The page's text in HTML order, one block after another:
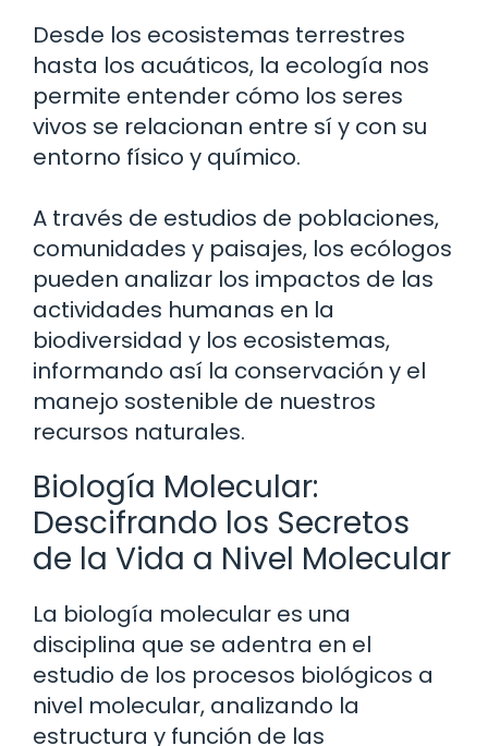
Desde los ecosistemas terrestres
hasta los acuáticos, la ecología nos
permite entender cómo los seres
vivos se relacionan entre sí y con su
entorno físico y químico.
A través de estudios de poblaciones,
comunidades y paisajes, los ecólogos
pueden analizar los impactos de las
actividades humanas en la
biodiversidad y los ecosistemas,
informando así la conservación y el
manejo sostenible de nuestros
recursos naturales.
Biología Molecular:
Descifrando los Secretos
de la Vida a Nivel Molecular
La biología molecular es una
disciplina que se adentra en el
estudio de los procesos biológicos a
nivel molecular, analizando la
estructura y función de las